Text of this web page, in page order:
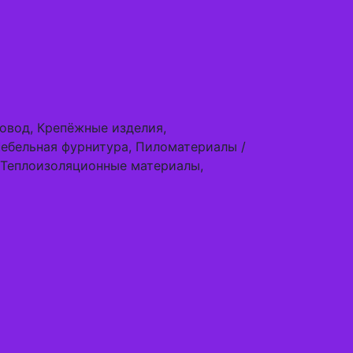
Крепёжные изделия,
фурнитура, Пиломатериалы /
материалы,